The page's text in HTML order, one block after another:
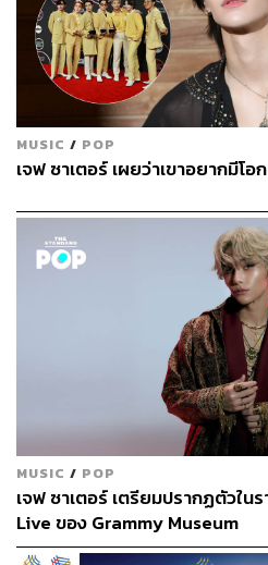
MUSIC / POP
เจฟ ซาเตอร์ เผยว่าเขาอยากมีโ
MUSIC / POP
เจฟ ซาเตอร์ เตรียมปรากฏตัวใน
Live ของ Grammy Museum